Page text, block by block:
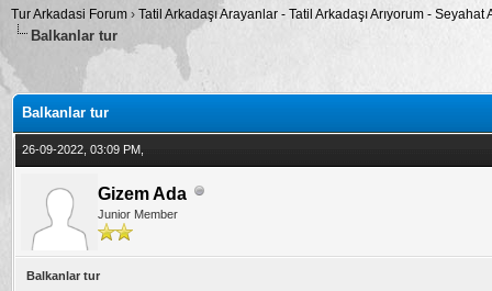
Tur Arkadasi Forum › Tatil Arkadaşı Arayanlar - Tatil Arkadaşı Arıyorum -
Balkanlar tur
5
Balkanlar tur
26-09-2022, 03:09 PM,
Gizem Ada
Junior Member
Balkanlar tur